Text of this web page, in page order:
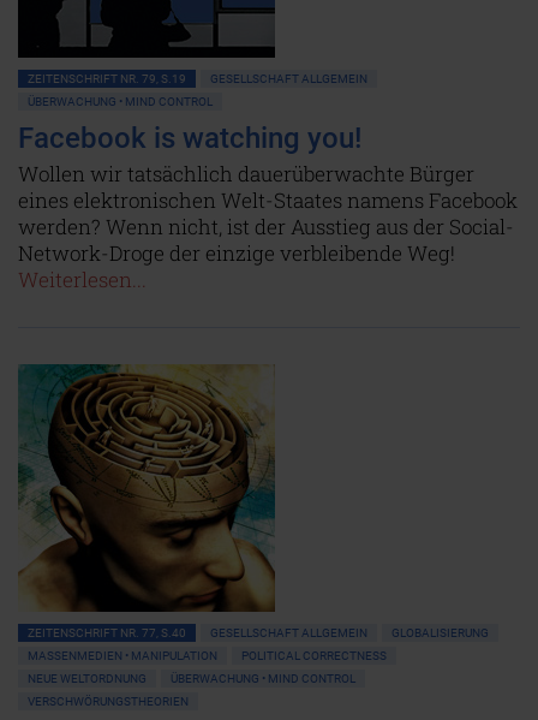
ZEITENSCHRIFT NR. 79, S.19
GESELLSCHAFT ALLGEMEIN
ÜBERWACHUNG • MIND CONTROL
Facebook is watching you!
Wollen wir tatsächlich dauerüberwachte Bürger
eines elektronischen Welt-Staates namens Facebook
werden? Wenn nicht, ist der Ausstieg aus der Social-
Network-Droge der einzige verbleibende Weg!
Weiterlesen...
ZEITENSCHRIFT NR. 77, S.40 GESELLSCHAFT ALLGEMEIN
GLOBALISIERUNG
MASSENMEDIEN • MANIPULATION
POLITICAL CORRECTNESS
NEUE WELTORDNUNG
ÜBERWACHUNG • MIND CONTROL
VERSCHWÖRUNGSTHEORIEN